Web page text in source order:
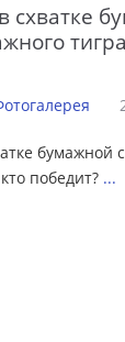
схватке
бумажной
победит? ...